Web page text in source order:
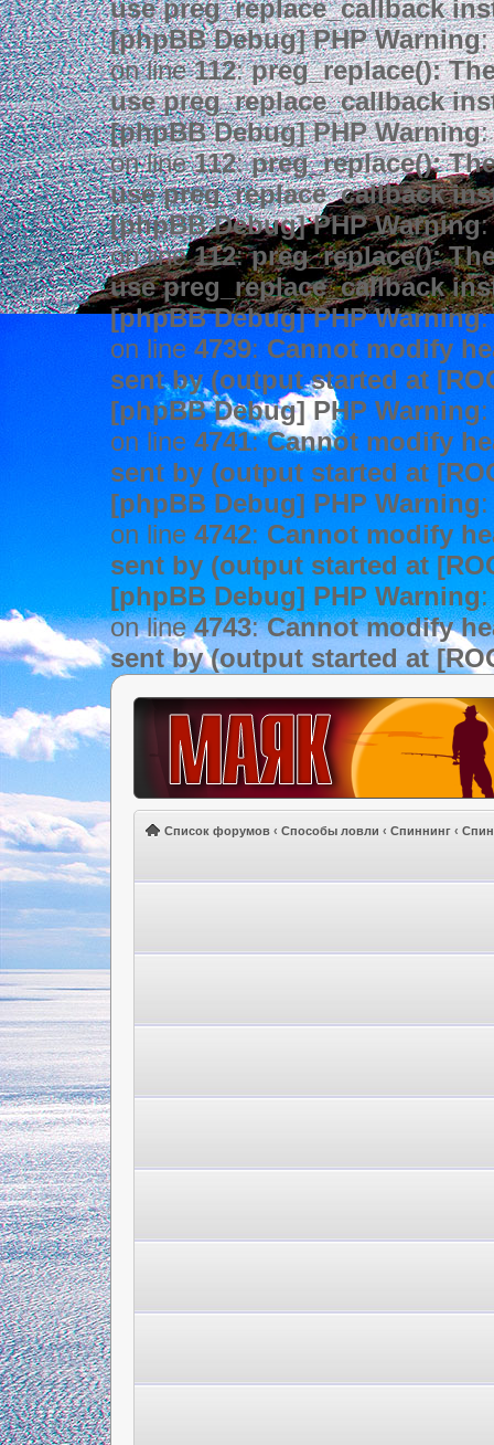
use preg_replace_callback
[phpBB Debug] PHP Warning:
on line112:preg_replace():
use preg_replace_callback
[phpBB Debug] PHP Warning:
on line112:preg_replace():
use preg_replace_callback
[phpBB Debug] PHP Warning
on line112:preg_replace():
use preg_replace_callback
[phpBB Debug] PHP Warning:
on line 4739: Cannot modify
sent by (output started at
[phpBB Debug] PHP Warning
on line 4741:Cannot modify
sent by (output started at
[phpBB Debug] PHP Warning
on line 4742: Cannot modify
sent by (output started at
[phpBB Debug] PHP Warning
on line4743:Cannot modify
sent by (output started at
Список форумов ‹ Способы ловли ‹ Спиннинг ‹